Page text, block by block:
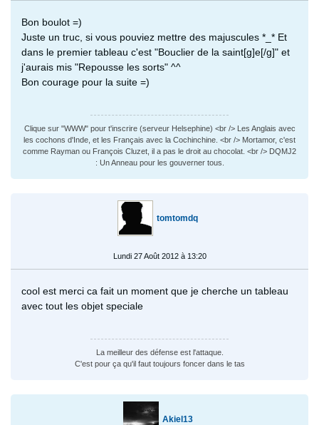
Bon boulot =)
Juste un truc, si vous pouviez mettre des majuscules *_* Et
dans le premier tableau c'est "Bouclier de la saint[g]e[/g]" et
j'aurais mis "Repousse les sorts" ^^
Bon courage pour la suite =)
Clique sur "WWW" pour t'inscrire (serveur Helsephine) <br /> Les Anglais avec
les cochons d'Inde, et les Français avec la Cochinchine. <br /> Mortamor, c'est
comme Rayman ou François Cluzet, il a pas le droit au chocolat. <br /> DQMJ2
: Un Anneau pour les gouverner tous.
tomtomdq
Lundi 27 Août 2012 à 13:20
cool est merci ca fait un moment que je cherche un tableau
avec tout les objet speciale
La meilleur des défense est l'attaque.
C'est pour ça qu'il faut toujours foncer dans le tas
Akiel13